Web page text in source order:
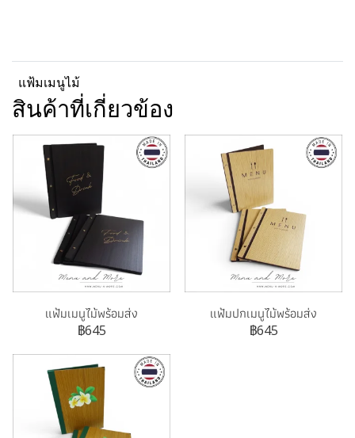
แฟ้มเมนูไม้
สินค้าที่เกี่ยวข้อง
แฟ้มเมนูไม้พร้อมส่ง
฿645
แฟ้มปกเมนูไม้พร้อมส่ง
฿645